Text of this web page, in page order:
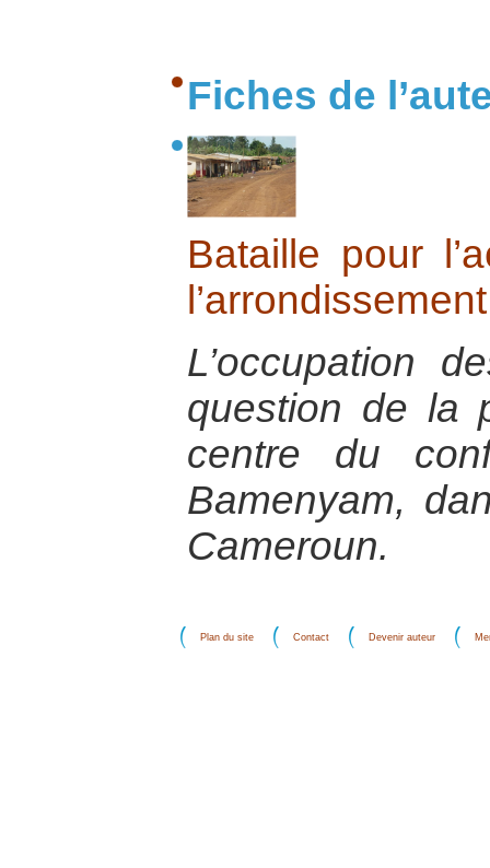
Fiches de
Bataille pour
L’occupation
question de la
centre du
Bamenyam,
Cameroun.
Plan du site Contact Devenir auteur